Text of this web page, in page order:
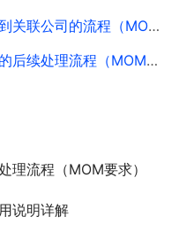
公司的流程（MOM要求）
处理流程（MOM要求）
理流程（MOM要求）
说明详解